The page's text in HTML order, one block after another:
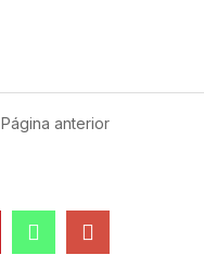
Página anterior